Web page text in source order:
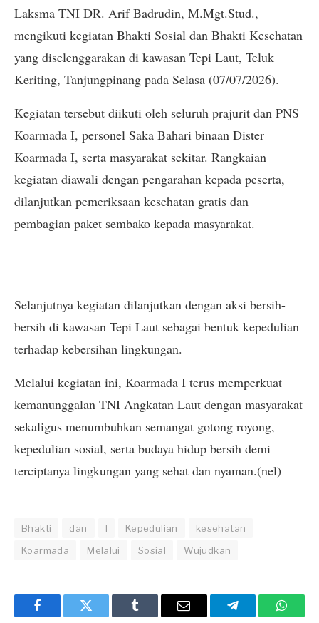
Laksma TNI DR. Arif Badrudin, M.Mgt.Stud.,
mengikuti kegiatan Bhakti Sosial dan Bhakti Kesehatan
yang diselenggarakan di kawasan Tepi Laut, Teluk
Keriting, Tanjungpinang pada Selasa (07/07/2026).
Kegiatan tersebut diikuti oleh seluruh prajurit dan PNS
Koarmada I, personel Saka Bahari binaan Dister
Koarmada I, serta masyarakat sekitar. Rangkaian
kegiatan diawali dengan pengarahan kepada peserta,
dilanjutkan pemeriksaan kesehatan gratis dan
pembagian paket sembako kepada masyarakat.
Selanjutnya kegiatan dilanjutkan dengan aksi bersih-
bersih di kawasan Tepi Laut sebagai bentuk kepedulian
terhadap kebersihan lingkungan.
Melalui kegiatan ini, Koarmada I terus memperkuat
kemanunggalan TNI Angkatan Laut dengan masyarakat
sekaligus menumbuhkan semangat gotong royong,
kepedulian sosial, serta budaya hidup bersih demi
terciptanya lingkungan yang sehat dan nyaman.(nel)
Bhakti dan I Kepedulian
kesehatan
Koarmada
Melalui Sosial Wujudkan
FacebookTwitter Tumblr Email Telegram